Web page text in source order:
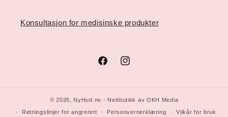
Konsultasjon for medisinske produkter
FacebookInstagram
© 2026, NyHud.no - Nettbutikk av OKH Media
Retningslinjer for angrerett
Personvernerklæring Vilkår for bruk